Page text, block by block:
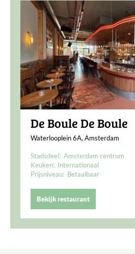
De Boule De Boule
Waterlooplein 6A, Amsterdam
Stadsdeel: Amsterdam centrum
Keuken: Internationaal
Prijsniveau: Betaalbaar
Bekijk restaurant